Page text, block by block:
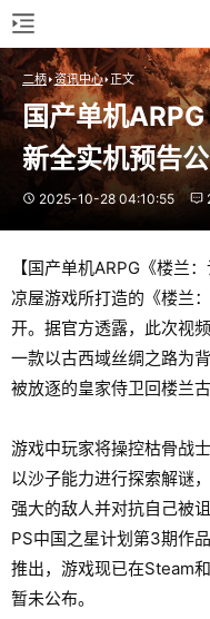
二柄 资讯中心 正文
国产单机
新全实机预告
2025-10-28 04:10:55
【国产单机ARPG《楼兰
凉屋游戏所打造的《楼兰
开。据官方透露，此次视
一款以古西域丝绸之路为
被放逐的皇家侍卫回楼兰
游戏中玩家将操控枯骨战
以沙子能力进行探索解谜
强大的敌人并对抗自己被
PS中国之星计划第3期作
推出，游戏现已在Steam
暂未公布。